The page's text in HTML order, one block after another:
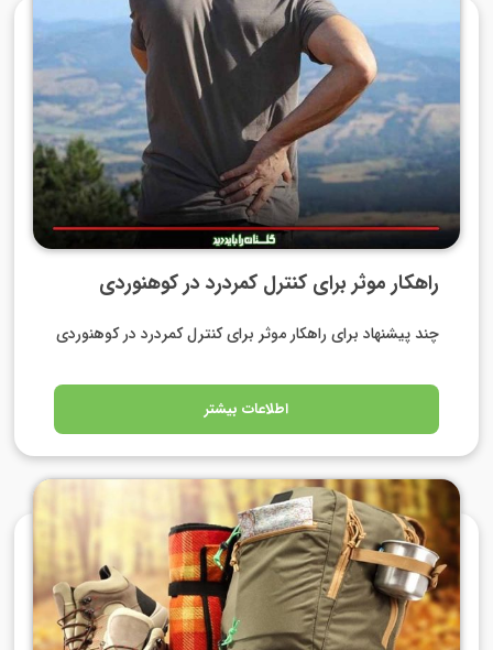
راهکار موثر برای کنترل کمردرد در کوهنوردی
چند پیشنهاد برای راهکار موثر برای کنترل کمردرد در کوهنوردی
اطلاعات بیشتر